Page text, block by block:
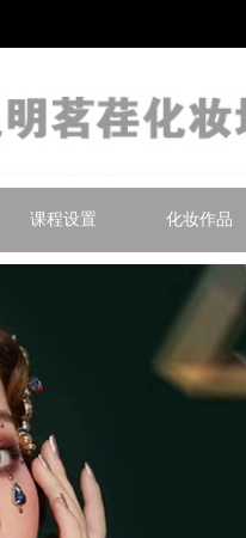
课程设置 化妆作品